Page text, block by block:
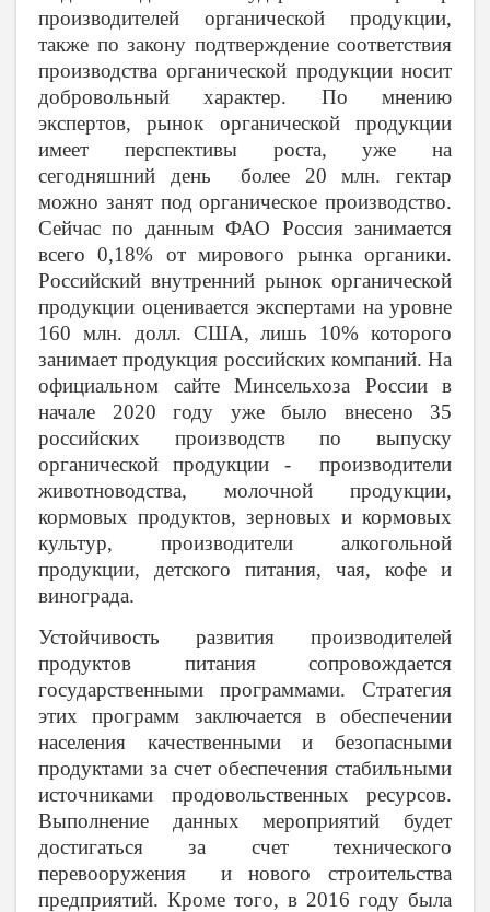
производителей органической продукции,
также по закону подтверждение соответствия
производства органической продукции носит
добровольный характер. По мнению
экспертов, рынок органической продукции
имеет перспективы роста, уже на
сегодняшний день более 20 млн. гектар
можно занят под органическое производство.
Сейчас по данным ФАО Россия занимается
всего 0,18% от мирового рынка органики.
Российский внутренний рынок органической
продукции оценивается экспертами на уровне
160 млн. долл. США, лишь 10% которого
занимает продукция российских компаний. На
официальном сайте Минсельхоза России в
начале 2020 году уже было внесено 35
российских производств по выпуску
органической продукции - производители
животноводства, молочной продукции,
кормовых продуктов, зерновых и кормовых
культур, производители алкогольной
продукции, детского питания, чая, кофе и
винограда.
Устойчивость развития производителей
продуктов питания сопровождается
государственными программами. Стратегия
этих программ заключается в обеспечении
населения качественными и безопасными
продуктами за счет обеспечения стабильными
источниками продовольственных ресурсов.
Выполнение данных мероприятий будет
достигаться за счет технического
перевооружения и нового строительства
предприятий. Кроме того, в 2016 году была